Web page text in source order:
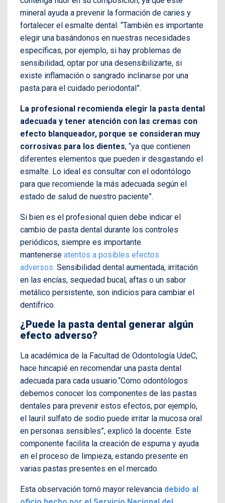
mineral ayuda a prevenir la formación de caries y
fortalecer el esmalte dental. “También es importante
elegir una basándonos en nuestras necesidades
específicas, por ejemplo, si hay problemas de
sensibilidad, optar por una desensibilizarte, si
existe inflamación o sangrado inclinarse por una
pasta para el cuidado periodontal”.
La profesional recomienda elegir la pasta dental
adecuada y tener atención con las cremas con
efecto blanqueador, porque se consideran muy
corrosivas para los dientes, “ya que contienen
diferentes elementos que pueden ir desgastando el
esmalte. Lo ideal es consultar con el odontólogo
para que recomiende la más adecuada según el
estado de salud de nuestro paciente”.
Si bien es el profesional quien debe indicar el
cambio de pasta dental durante los controles
periódicos, siempre es importante
mantenerse atentos a posibles efectos
adversos. Sensibilidad dental aumentada, irritación
en las encías, sequedad bucal, aftas o un sabor
metálico persistente, son indicios para cambiar el
dentífrico.
¿Puede la pasta dental generar algún
efecto adverso?
La académica de la Facultad de Odontología UdeC,
hace hincapié en recomendar una pasta dental
adecuada para cada usuario.“Como odontólogos
debemos conocer los componentes de las pastas
dentales para prevenir estos efectos, por ejemplo,
el lauril sulfato de sodio puede irritar la mucosa oral
en personas sensibles”, explicó la docente. Este
componente facilita la creación de espuma y ayuda
en el proceso de limpieza, estando presente en
varias pastas presentes en el mercado.
Esta observación tomó mayor relevancia debido al